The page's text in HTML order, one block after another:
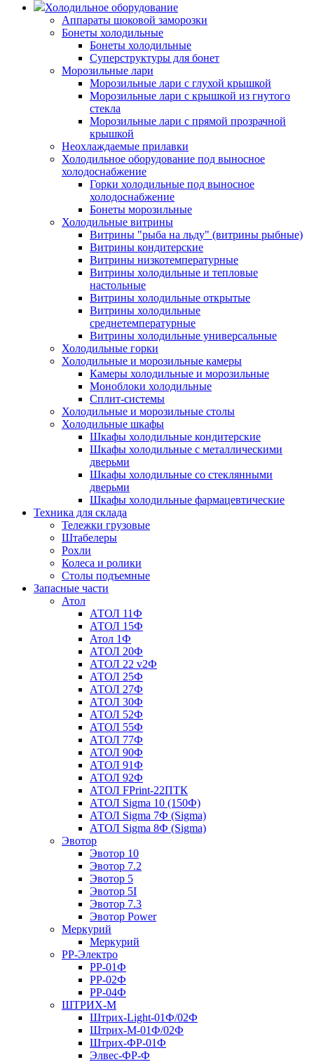
Холодильное оборудование
Аппараты шоковой заморозки
Бонеты холодильные
Бонеты холодильные
Суперструктуры для бонет
Морозильные лари
Морозильные лари с глухой крышкой
Морозильные лари с крышкой из гнутого
стекла
Морозильные лари с прямой прозрачной
крышкой
Неохлаждаемые прилавки
Холодильное оборудование под выносное
холодоснабжение
Горки холодильные под выносное
холодоснабжение
Бонеты морозильные
Холодильные витрины
Витрины "рыба на льду" (витрины рыбные)
Витрины кондитерские
Витрины низкотемпературные
Витрины холодильные и тепловые
настольные
Витрины холодильные открытые
Витрины холодильные
среднетемпературные
Витрины холодильные универсальные
Холодильные горки
Холодильные и морозильные камеры
Камеры холодильные и морозильные
Моноблоки холодильные
Сплит-системы
Холодильные и морозильные столы
Холодильные шкафы
Шкафы холодильные кондитерские
Шкафы холодильные с металлическими
дверьми
Шкафы холодильные со стеклянными
дверьми
Шкафы холодильные фармацевтические
Техника для склада
Тележки грузовые
Штабелеры
Рохли
Колеса и ролики
Столы подъемные
Запасные части
Атол
АТОЛ 11Ф
АТОЛ 15Ф
Атол 1Ф
АТОЛ 20Ф
АТОЛ 22 v2Ф
АТОЛ 25Ф
АТОЛ 27Ф
АТОЛ 30Ф
АТОЛ 52Ф
АТОЛ 55Ф
АТОЛ 77Ф
АТОЛ 90Ф
АТОЛ 91Ф
АТОЛ 92Ф
АТОЛ FPrint-22ПТК
АТОЛ Sigma 10 (150Ф)
АТОЛ Sigma 7Ф (Sigma)
АТОЛ Sigma 8Ф (Sigma)
Эвотор
Эвотор 10
Эвотор 7.2
Эвотор 5
Эвотор 5I
Эвотор 7.3
Эвотор Power
Меркурий
Меркурий
РР-Электро
РР-01Ф
РР-02Ф
РР-04Ф
ШТРИХ-М
Штрих-Light-01Ф/02Ф
Штрих-М-01Ф/02Ф
Штрих-ФР-01Ф
Элвес-ФР-Ф